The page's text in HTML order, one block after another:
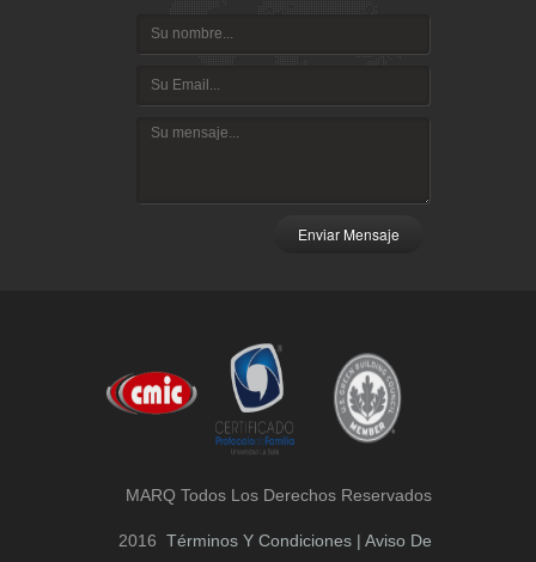
Enviar Mensaje
MARQ Todos Los Derechos Reservados
2016 Términos Y Condiciones | Aviso De